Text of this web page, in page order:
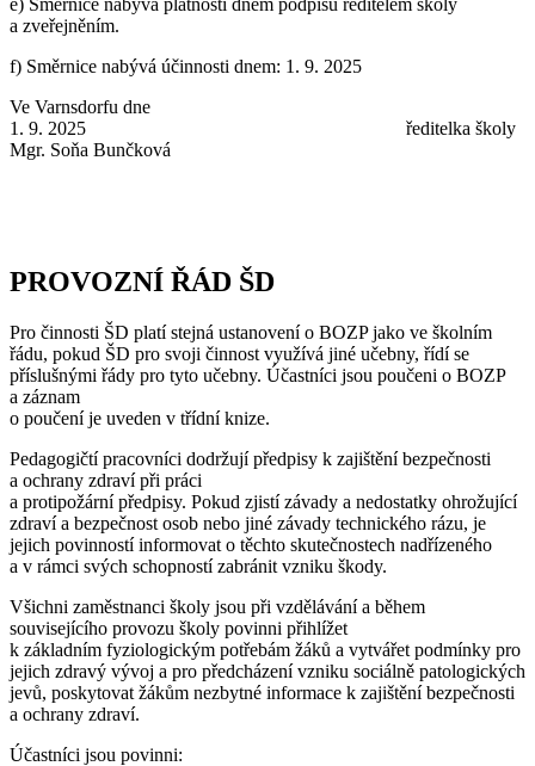
a zveřejněním.
f) Směrnice nabývá účinnosti dnem: 1. 9. 2025
Ve Varnsdorfu dne
1. 9. 2025 ředitelka školy
Mgr. Soňa Bunčková
PROVOZNÍ ŘÁD ŠD
Pro činnosti ŠD platí stejná ustanovení o BOZP jako ve školním
řádu, pokud ŠD pro svoji činnost využívá jiné učebny, řídí se
příslušnými řády pro tyto učebny. Účastníci jsou poučeni o BOZP
a záznam
o poučení je uveden v třídní knize.
Pedagogičtí pracovníci dodržují předpisy k zajištění bezpečnosti
a ochrany zdraví při práci
a protipožární předpisy. Pokud zjistí závady a nedostatky ohrožující
zdraví a bezpečnost osob nebo jiné závady technického rázu, je
jejich povinností informovat o těchto skutečnostech nadřízeného
a v rámci svých schopností zabránit vzniku škody.
Všichni zaměstnanci školy jsou při vzdělávání a během
souvisejícího provozu školy povinni přihlížet
k základním fyziologickým potřebám žáků a vytvářet podmínky pro
jejich zdravý vývoj a pro předcházení vzniku sociálně patologických
jevů, poskytovat žákům nezbytné informace k zajištění bezpečnosti
a ochrany zdraví.
Účastníci jsou povinni: